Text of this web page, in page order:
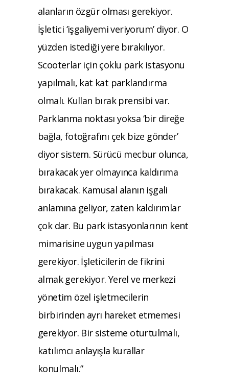
alanların özgür olması gerekiyor.
İşletici ‘işgaliyemi veriyorum’ diyor. O
yüzden istediği yere bırakılıyor.
Scooterlar için çoklu park istasyonu
yapılmalı, kat kat parklandırma
olmalı. Kullan bırak prensibi var.
Parklanma noktası yoksa ‘bir direğe
bağla, fotoğrafını çek bize gönder’
diyor sistem. Sürücü mecbur olunca,
bırakacak yer olmayınca kaldırıma
bırakacak. Kamusal alanın işgali
anlamına geliyor, zaten kaldırımlar
çok dar. Bu park istasyonlarının kent
mimarisine uygun yapılması
gerekiyor. İşleticilerin de fikrini
almak gerekiyor. Yerel ve merkezi
yönetim özel işletmecilerin
birbirinden ayrı hareket etmemesi
gerekiyor. Bir sisteme oturtulmalı,
katılımcı anlayışla kurallar
konulmalı.”